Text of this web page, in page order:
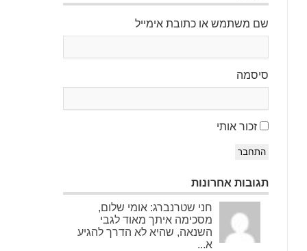
שם משתמש או כתובת אימייל
סיסמה
זכור אותי
התחבר
תגובות אחרונות
חני שטרנברג: אומי שלום,
מסכימה איתך מאוד לגבי
השנאה, שהיא לא הדרך להגיע
א...